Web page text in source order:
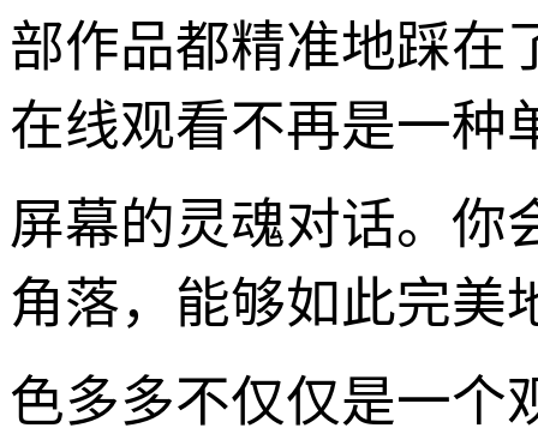
部作品都精准地踩在
在线观看不再是一种
屏幕的灵魂对话。你
角落，能够如此完美
色多多不仅仅是一个